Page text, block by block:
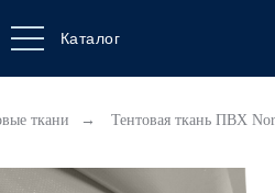
Каталог
ткани → Тентовая ткань ПВХ